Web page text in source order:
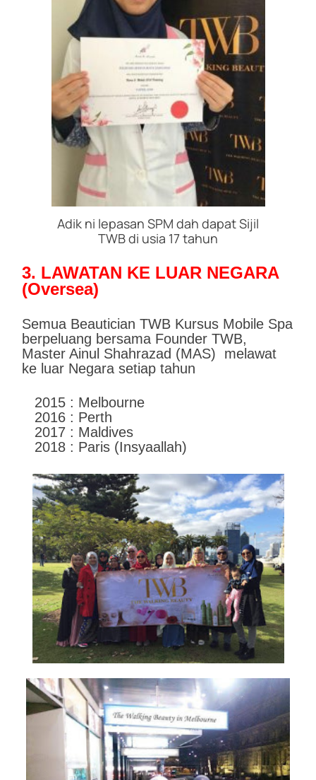
Adik ni lepasan SPM dah dapat Sijil
TWB di usia 17 tahun
3. LAWATAN KE LUAR NEGARA
(Oversea)
Semua Beautician TWB Kursus Mobile Spa
berpeluang bersama Founder TWB,
Master Ainul Shahrazad (MAS) melawat
ke luar Negara setiap tahun
2015 : Melbourne
2016 : Perth
2017 : Maldives
2018 : Paris (Insyaallah)